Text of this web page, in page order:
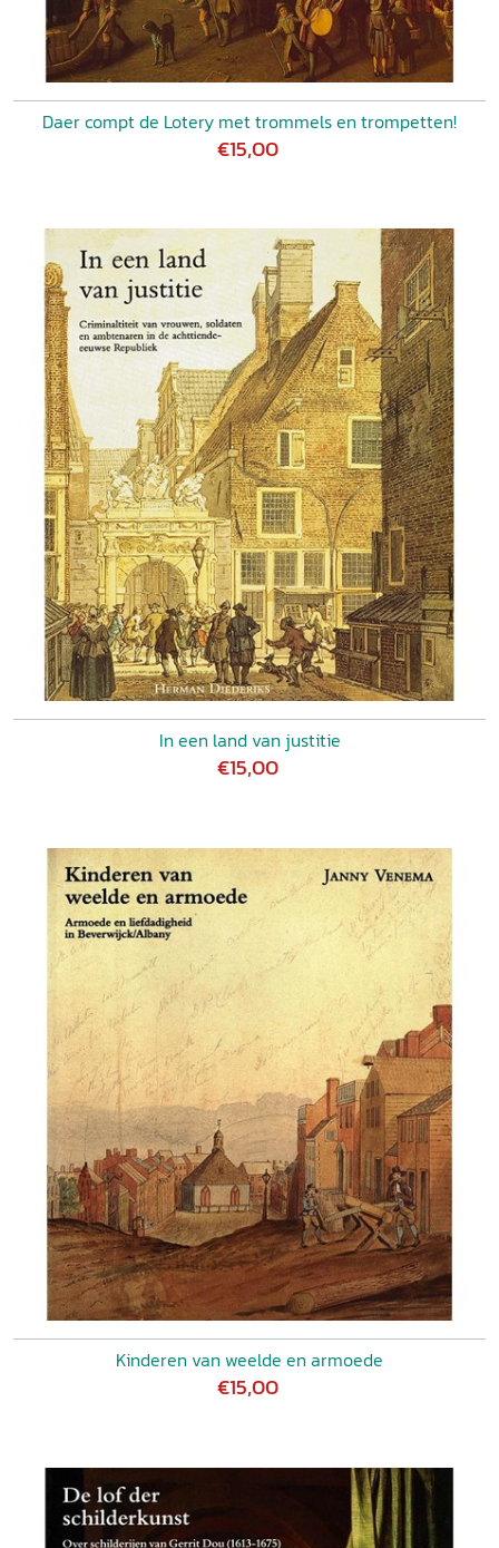
Daer compt de Lotery met trommels en trompetten!
€15,00
In een land van justitie
€15,00
Kinderen van weelde en armoede
€15,00